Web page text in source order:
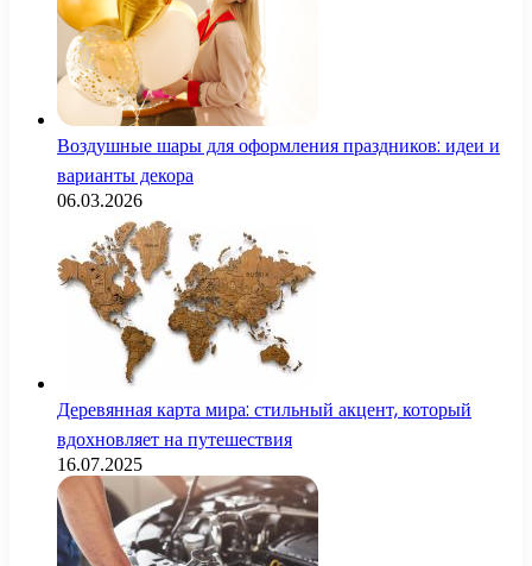
Воздушные шары для оформления праздников: идеи и
варианты декора
06.03.2026
Деревянная карта мира: стильный акцент, который
вдохновляет на путешествия
16.07.2025